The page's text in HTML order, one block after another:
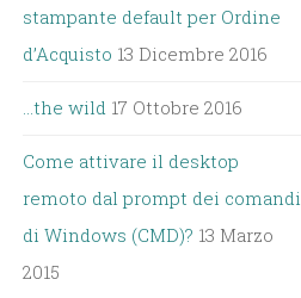
stampante default per Ordine
d’Acquisto 13 Dicembre 2016
…the wild 17 Ottobre 2016
Come attivare il desktop
remoto dal prompt dei comandi
di Windows (CMD)? 13 Marzo
2015